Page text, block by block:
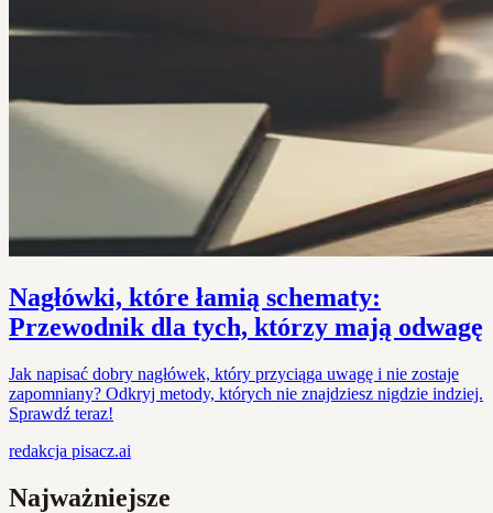
Nagłówki, które łamią schematy:
Przewodnik dla tych, którzy mają odwagę
Jak napisać dobry nagłówek, który przyciąga uwagę i nie zostaje
zapomniany? Odkryj metody, których nie znajdziesz nigdzie indziej.
Sprawdź teraz!
redakcja pisacz.ai
Najważniejsze